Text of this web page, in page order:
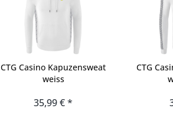
CTG Casino Kapuzensweat
weiss
35,99 € *
CTG